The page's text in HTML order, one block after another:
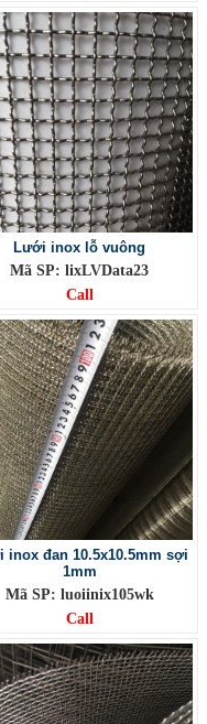
Lưới inox lỗ vuông
Mã SP: lixLVData23
Call
inox đan 10.5x10.5mm sợi
1mm
Mã SP: luoiinix105wk
Call